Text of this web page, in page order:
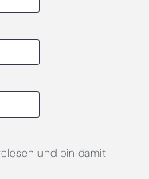
und bin damit